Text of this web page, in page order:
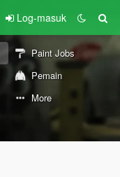
Log-masuk
Paint Jobs
Pemain
More